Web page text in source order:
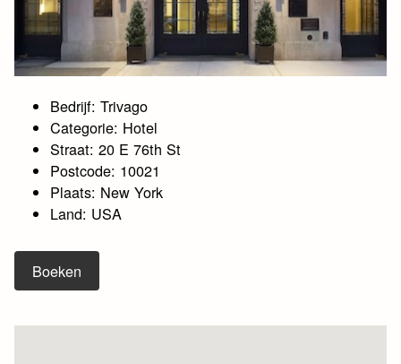
Bedrijf: Trivago
Categorie: Hotel
Straat: 20 E 76th St
Postcode: 10021
Plaats: New York
Land: USA
Boeken